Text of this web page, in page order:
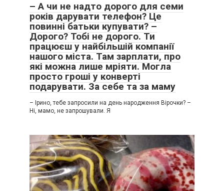
– А чи не надто дорого для семи
років дарувати телефон? Це
повинні батьки купувати? –
Дорого? Тобі не дорого. Ти
працюєш у найбільшій компанії
нашого міста. Там зарплати, про
які можна лише мріяти. Могла
просто гроші у конверті
подарувати. За себе та за маму
– Ірино, тебе запросили на день народження Вірочки? –
Ні, мамо, не запрошували. Я